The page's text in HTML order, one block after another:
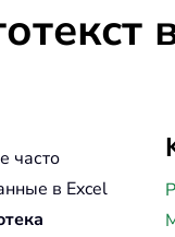
часто
в Excel